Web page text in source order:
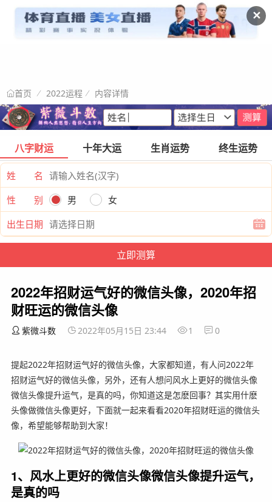
✕
首页 2022运程 内容详情
八字财运 十年大运 生肖运势 终生运势
姓 名
性 别
男
女
出生日期
2022年招财运气好的微信头像，2020年招
财旺运的微信头像
紫微斗数 2022年05月15日 23:44 1 0
提起2022年招财运气好的微信头像，大家都知道，有人问2022年
招财运气好的微信头像，另外，还有人想问风水上更好的微信头像
微信头像提升运气，是真的吗，你知道这是怎麽回事？其实用什麽
头像做微信头像更好，下面就一起来看看2020年招财旺运的微信头
像，希望能够帮助到大家！
1、风水上更好的微信头像微信头像提升运气，
是真的吗